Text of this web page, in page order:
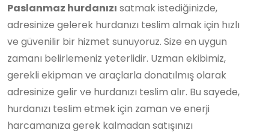
Paslanmaz hurdanızı satmak istediğinizde,
adresinize gelerek hurdanızı teslim almak için hızlı
ve güvenilir bir hizmet sunuyoruz. Size en uygun
zamanı belirlemeniz yeterlidir. Uzman ekibimiz,
gerekli ekipman ve araçlarla donatılmış olarak
adresinize gelir ve hurdanızı teslim alır. Bu sayede,
hurdanızı teslim etmek için zaman ve enerji
harcamanıza gerek kalmadan satışınızı